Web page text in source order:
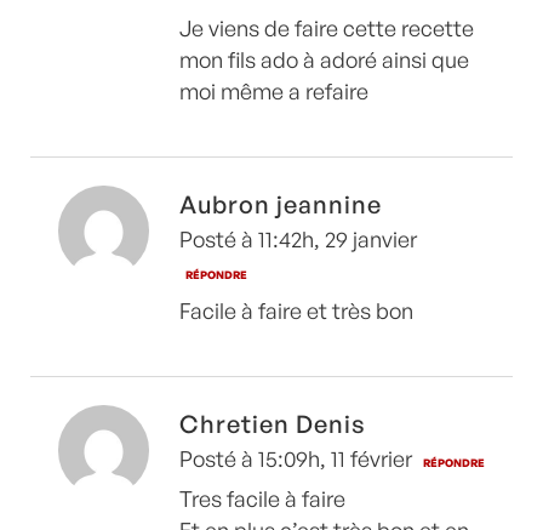
Je viens de faire cette recette
mon fils ado à adoré ainsi que
moi même a refaire
Aubron jeannine
Posté à 11:42h, 29 janvier
RÉPONDRE
Facile à faire et très bon
Chretien Denis
Posté à 15:09h, 11 février RÉPONDRE
Tres facile à faire